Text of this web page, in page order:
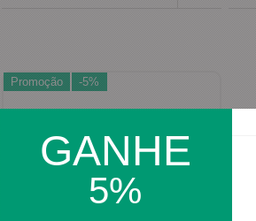
GANHE
5%
Promoção -5%